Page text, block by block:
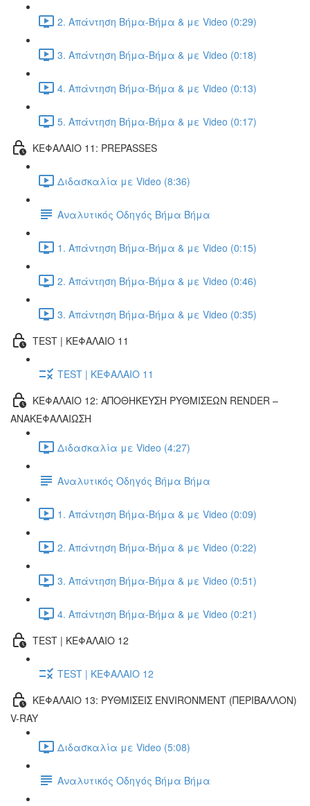
2. Απάντηση Βήμα-Βήμα & με Video (0:29)
3. Απάντηση Βήμα-Βήμα & με Video (0:18)
4. Απάντηση Βήμα-Βήμα & με Video (0:13)
5. Απάντηση Βήμα-Βήμα & με Video (0:17)
ΚΕΦΑΛΑΙΟ 11: PREPASSES
Διδασκαλία με Video (8:36)
Αναλυτικός Οδηγός Βήμα Βήμα
1. Απάντηση Βήμα-Βήμα & με Video (0:15)
2. Απάντηση Βήμα-Βήμα & με Video (0:46)
3. Απάντηση Βήμα-Βήμα & με Video (0:35)
TEST | ΚΕΦΑΛΑΙΟ 11
TEST | ΚΕΦΑΛΑΙΟ 11
ΚΕΦΑΛΑΙΟ 12: ΑΠΟΘΗΚΕΥΣΗ ΡΥΘΜΙΣΕΩΝ RENDER –
ΑΝΑΚΕΦΑΛΑΙΩΣΗ
Διδασκαλία με Video (4:27)
Αναλυτικός Οδηγός Βήμα Βήμα
1. Απάντηση Βήμα-Βήμα & με Video (0:09)
2. Απάντηση Βήμα-Βήμα & με Video (0:22)
3. Απάντηση Βήμα-Βήμα & με Video (0:51)
4. Απάντηση Βήμα-Βήμα & με Video (0:21)
TEST | ΚΕΦΑΛΑΙΟ 12
TEST | ΚΕΦΑΛΑΙΟ 12
ΚΕΦΑΛΑΙΟ 13: ΡΥΘΜΙΣΕΙΣ ENVIRONMENT (ΠΕΡΙΒΑΛΛΟΝ)
V-RAY
Διδασκαλία με Video (5:08)
Αναλυτικός Οδηγός Βήμα Βήμα